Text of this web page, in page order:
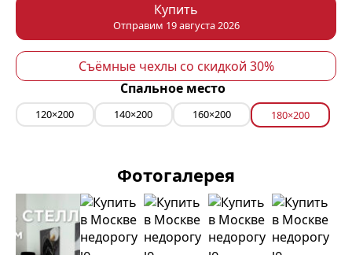
Купить
Отправим 19 августа 2026
Съёмные чехлы со скидкой 30%
Спальное место
120×200 140×200 160×200 180×200
Фотогалерея